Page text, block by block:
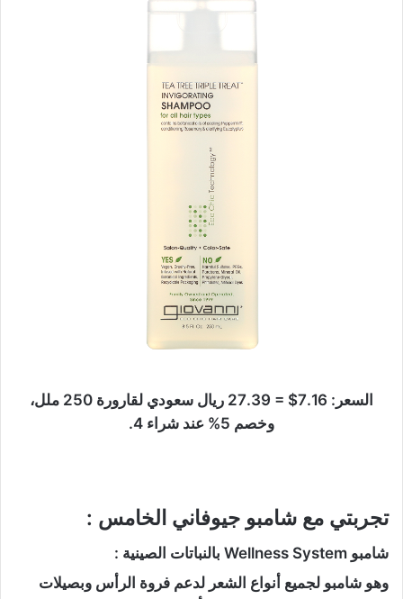
السعر: 7.16$ = 27.39 ريال سعودي لقارورة 250 ملل،
وخصم 5% عند شراء 4.
تجربتي مع شامبو جيوفاني الخامس :
شامبو Wellness System بالنباتات الصينية :
وهو شامبو لجميع أنواع الشعر لدعم فروة الرأس وبصيلات